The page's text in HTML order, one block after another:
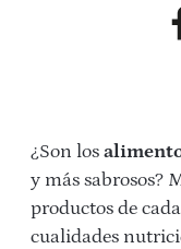
¿Son los
y más sabrosos?
productos de
cualidades